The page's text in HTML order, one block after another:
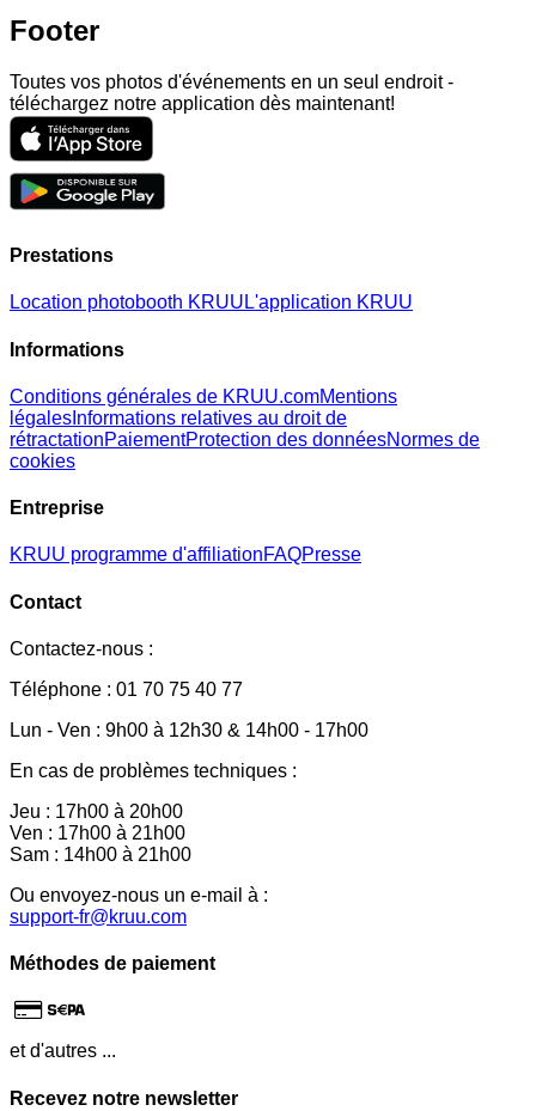
Footer
Toutes vos photos d'événements en un seul endroit -
téléchargez notre application dès maintenant!
Prestations
Location photobooth KRUU L'application KRUU
Informations
Conditions générales de KRUU.comMentions
légales Informations relatives au droit de
rétractationPaiementProtection des donnéesNormes de
cookies
Entreprise
KRUU programme d'affiliationFAQPresse
Contact
Contactez-nous :
Téléphone : 01 70 75 40 77
Lun - Ven : 9h00 à 12h30 & 14h00 - 17h00
En cas de problèmes techniques :
Jeu : 17h00 à 20h00
Ven : 17h00 à 21h00
Sam : 14h00 à 21h00
Ou envoyez-nous un e-mail à :
support-fr@kruu.com
Méthodes de paiement
et d'autres ...
Recevez notre newsletter